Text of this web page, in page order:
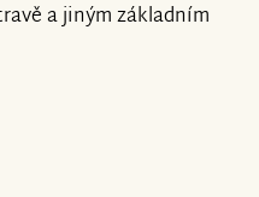
a jiným základním